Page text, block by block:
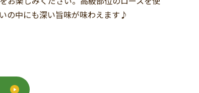
の中にも深い旨味が味わえます♪